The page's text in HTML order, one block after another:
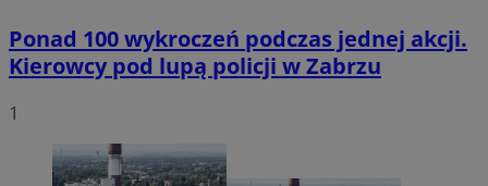
Ponad 100 wykroczeń podczas jednej akcji.
Kierowcy pod lupą policji w Zabrzu
1